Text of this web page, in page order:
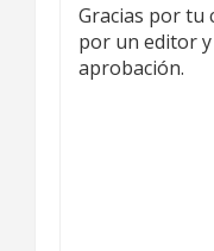
Gracias por tu
por un editor
aprobación.